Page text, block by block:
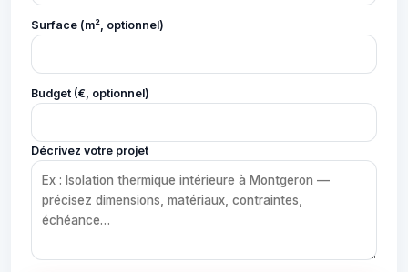
Surface (m², optionnel)
Budget (€, optionnel)
Décrivez votre projet